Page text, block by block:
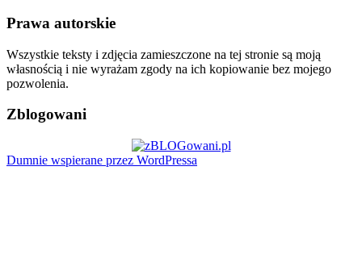
Prawa autorskie
Wszystkie teksty i zdjęcia zamieszczone na tej stronie są moją
własnością i nie wyrażam zgody na ich kopiowanie bez mojego
pozwolenia.
Zblogowani
Dumnie wspierane przez WordPressa